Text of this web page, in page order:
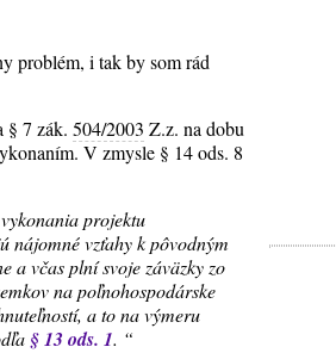
problém, i tak by som rád
§ 7 zák.504/2003 Z.z. na dobu
V zmysle § 14 ods. 8
projektu
nájomné vzťahy k pôvodným
a včas plní svoje záväzky zo
na poľnohospodárske
a to na výmeru
§ 13 ods. 1. “